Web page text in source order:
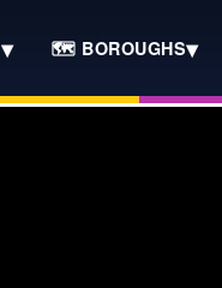
▾ 🗺️ BOROUGHS▾